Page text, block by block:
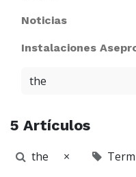
Noticias
Instalaciones
5 Artículos
the ×